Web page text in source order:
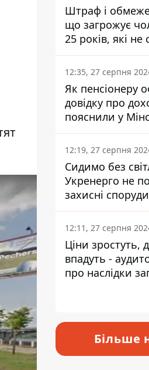
Штраф і
що загрожує
25 років, які не
військовий
12:35, 27 серпня
Як пенсіонеру
довідку про
12:19, 27 серпня
Сидимо без
Укренерго не
захисні
енергетики -
Кучеренко
12:11, 27 серпня
Ціни зростуть,
впадуть -
про наслідки
Більше